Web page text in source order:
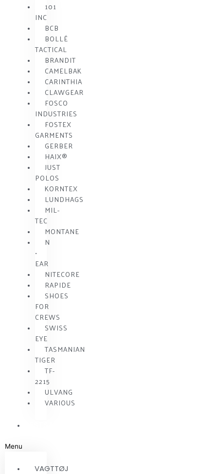
101
INC
BCB
BOLLÉ
TACTICAL
BRANDIT
CAMELBAK
CARINTHIA
CLAWGEAR
FOSCO
INDUSTRIES
FOSTEX
GARMENTS
GERBER
HAIX®
JUST
POLOS
KORNTEX
LUNDHAGS
MIL-
TEC
MONTANE
N
•
EAR
NITECORE
RAPIDE
SHOES
FOR
CREWS
SWISS
EYE
TASMANIAN
TIGER
TF-
2215
ULVANG
VARIOUS
Menu
VAGTTØJ